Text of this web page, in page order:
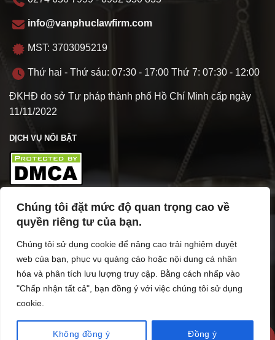
Chúng tôi đặt mức độ quan trọng cao về
quyền riêng tư của bạn.
Chúng tôi sử dụng cookie để nâng cao trải nghiệm duyệt
web của bạn, phục vụ quảng cáo hoặc nội dung cá nhân
hóa và phân tích lưu lượng truy cập. Bằng cách nhấp vào
"Chấp nhận tất cả", bạn đồng ý với việc chúng tôi sử dụng
cookie.
Không đồng ý Đồng ý
info@vanphuclawfirm.com
MST: 3703095219
Thứ hai - Thứ sáu: 07:30 - 17:00 Thứ 7: 07:30 - 12:00
ĐKHĐ do sở Tư pháp thành phố Hồ Chí Minh cấp ngày
11/11/2022
DỊCH VỤ NỔI BẬT
TÌM HIỂU VỀ VPL